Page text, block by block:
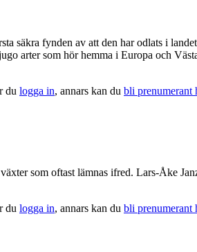
säkra fynden av att den har odlats i
arter som hör hemma i Europa och
du logga in, annars kan du bli prenumerant
som oftast lämnas ifred. Lars-Åke
du logga in, annars kan du bli prenumerant